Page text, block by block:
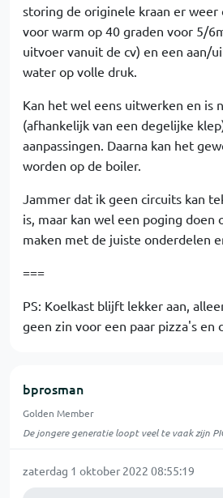
storing de originele kraan er weer
voor warm op 40 graden voor 5/
uitvoer vanuit de cv) en een aan/
water op volle druk.
Kan het wel eens uitwerken en is
(afhankelijk van een degelijke
aanpassingen. Daarna kan het
worden op de boiler.
Jammer dat ik geen circuits kan
is, maar kan wel een poging doen
maken met de juiste onderdelen
===
PS: Koelkast blijft lekker aan,
geen zin voor een paar pizza's en
bprosman
Golden Member
De jongere generatie loopt veel te vaak zijn
zaterdag 1 oktober 2022 08:55:19